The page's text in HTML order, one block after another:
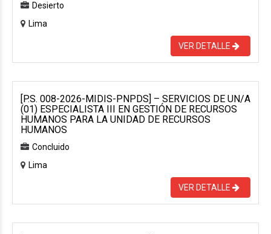
Desierto
Lima
VER DETALLE
[P.S. 008-2026-MIDIS-PNPDS] – SERVICIOS DE UN/A
(01) ESPECIALISTA III EN GESTIÓN DE RECURSOS
HUMANOS PARA LA UNIDAD DE RECURSOS
HUMANOS
Concluido
Lima
VER DETALLE